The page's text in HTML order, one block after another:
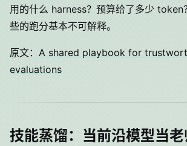
用的什么 harness？预算给了多少
些的跑分基本不可解释。
原文： A shared playbook for
evaluations
技能蒸馏：当前沿模型当老